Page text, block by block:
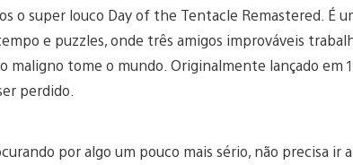
o super louco Day of the Tentacle Remastered. É
e puzzles, onde três amigos improváveis
tome o mundo. Originalmente lançado em
perdido.
por algo um pouco mais sério, não precisa